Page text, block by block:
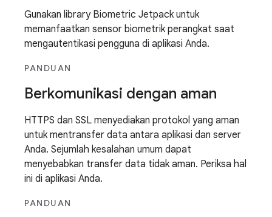
Gunakan library Biometric Jetpack untuk
memanfaatkan sensor biometrik perangkat saat
mengautentikasi pengguna di aplikasi Anda.
PANDUAN
Berkomunikasi dengan aman
HTTPS dan SSL menyediakan protokol yang aman
untuk mentransfer data antara aplikasi dan server
Anda. Sejumlah kesalahan umum dapat
menyebabkan transfer data tidak aman. Periksa hal
ini di aplikasi Anda.
PANDUAN